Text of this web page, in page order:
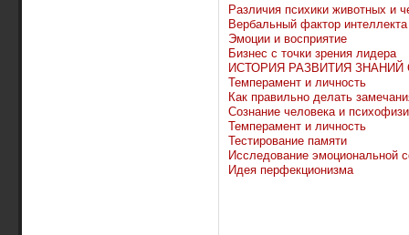
Различия психики животных и
Вербальный фактор интеллекта
Эмоции и восприятие
Бизнес с точки зрения лидера
ИСТОРИЯ РАЗВИТИЯ
Темперамент и личность
Как правильно делать
Сознание человека и
Темперамент и личность
Тестирование памяти
Исследование эмоциональной
Идея перфекционизма